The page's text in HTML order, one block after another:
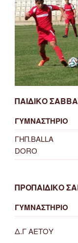
ΠΑΙΔΙΚΟ
ΓΥΜΝΑΣΤΗΡΙΟ
ΓΗΠ.BALLA
DORO
ΠΡΟΠΑΙΔΙΚΟ
ΓΥΜΝΑΣΤΗΡΙΟ
Δ.Γ ΑΕΤΟΥ